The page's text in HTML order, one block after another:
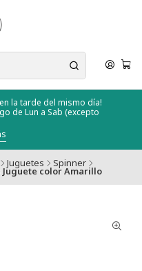
la tarde del mismo día!
de Lun a Sab (excepto
Juguetes Spinner
Juguete color Amarillo